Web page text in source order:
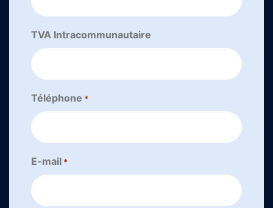
TVA Intracommunautaire
Téléphone *
E-mail *